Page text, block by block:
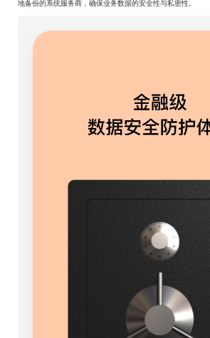
地备份的系统服务商，确保业务数据的安全性与私密性。‌